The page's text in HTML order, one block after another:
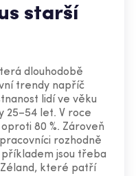
starší
dlouhodobě
trendy napříč
lidí ve věku
25–54 let. V roce
80 %. Zároveň
rozhodně
příkladem jsou třeba
Zéland, které patří